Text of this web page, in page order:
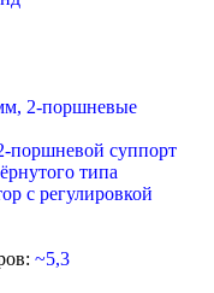
2-поршневые
поршневой суппорт
типа
с регулировкой
~5,3